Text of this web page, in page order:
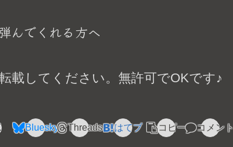
んでくれる方へ
載してください。無許可でOKです♪
Bluesky Threads はてブ コピー コメント